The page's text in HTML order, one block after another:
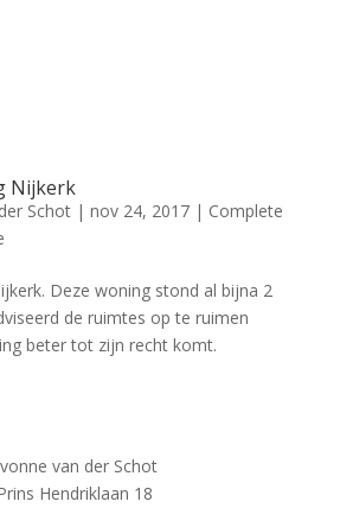
Nijkerk
Schot| nov 24, 2017| Complete
Deze woning stond al bijna 2
de ruimtes op te ruimen
beter tot zijn recht komt.
van der Schot
Hendriklaan 18